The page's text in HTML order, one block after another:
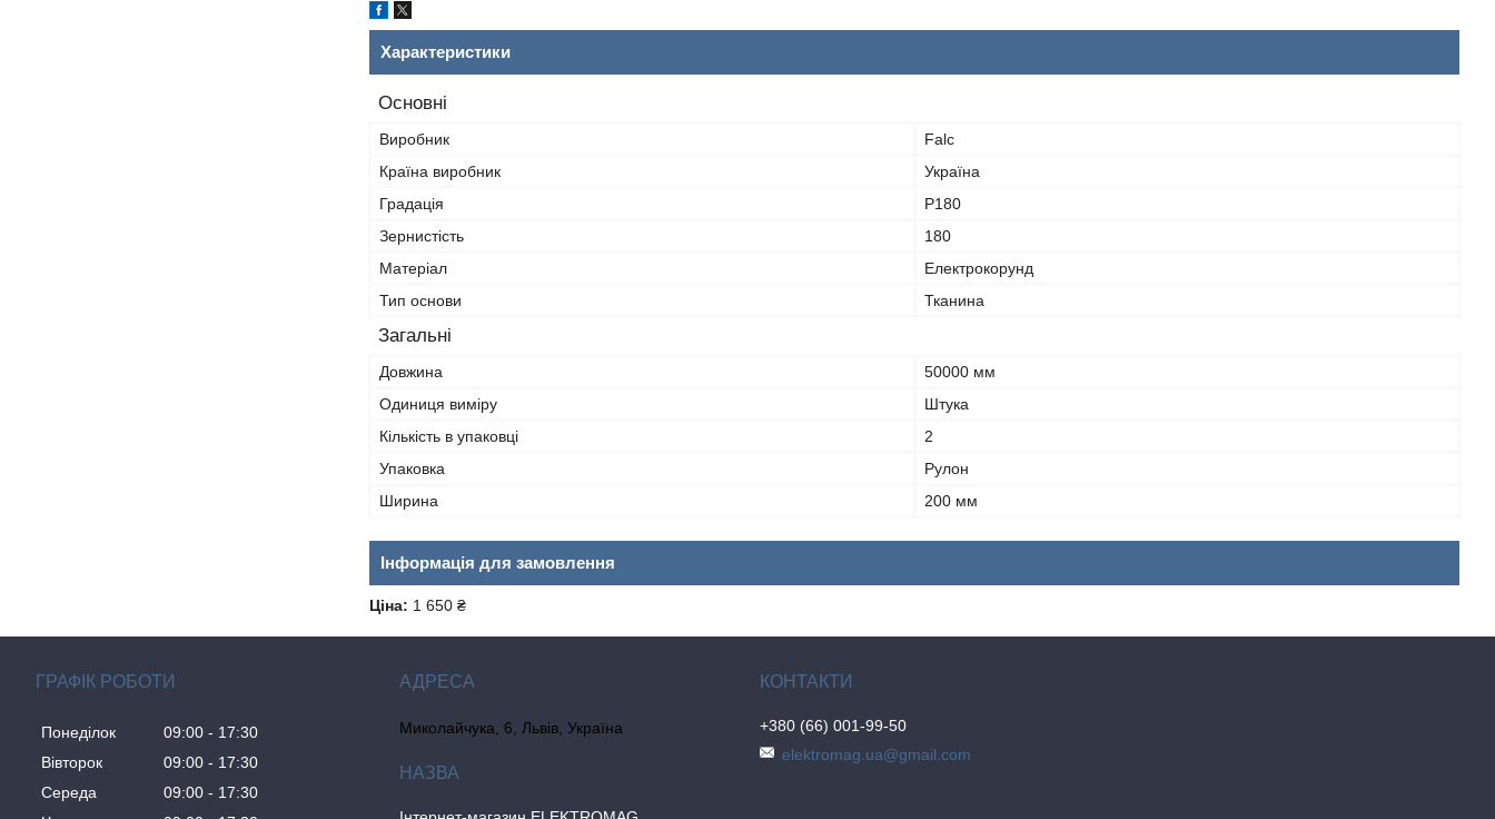
Характеристики
Основні
Виробник
Falc
Країна виробник
Україна
Градація
P180
Зернистість
180
Матеріал
Електрокорунд
Тип основи
Тканина
Загальні
Довжина
50000 мм
Одиниця виміру
Штука
Кількість в упаковці
2
Упаковка
Рулон
Ширина
200 мм
Інформація для замовлення
Ціна: 1 650 ₴
ГРАФІК РОБОТИ
Понеділок 09:00
17:30
Вівторок
09:00
17:30
Середа
09:00
17:30
Миколайчука, 6, Львів, Україна
+380 (66) 001-99-50
elektromag.ua@gmail.com